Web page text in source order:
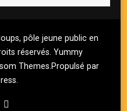
pôle jeune public en
réservés. Yummy
Themes .Propulsé par